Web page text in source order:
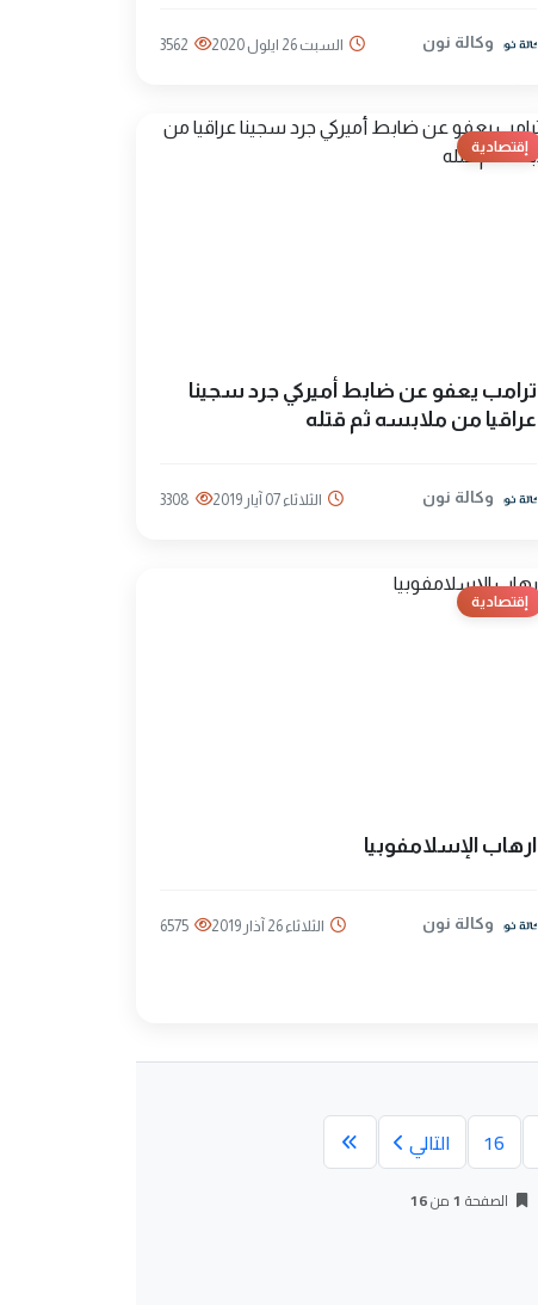
وكالة نون السبت 26 ايلول 2020 3562
إقتصادية
ترامب يعفو عن ضابط أميركي جرد سجينا
عراقيا من ملابسه ثم قتله
وكالة نون الثلاثاء 07 آيار 2019 3308
إقتصادية
ارهاب الإسلامفوبيا
وكالة نون الثلاثاء 26 آذار 2019 6575
16 التالي
الصفحة 1من16